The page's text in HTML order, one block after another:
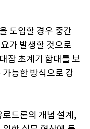
도입할 경우 중간
가 발생할 것으로
잠 초계기 함대를 보
능한 방식으로 강
로드론의 개념 설계,